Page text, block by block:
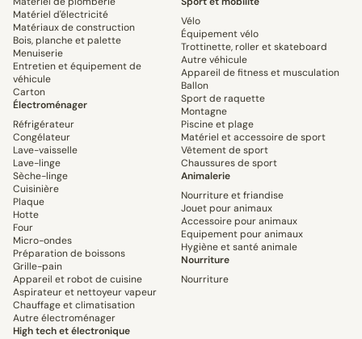
Matériel d'électricité
Matériaux de construction
Bois, planche et palette
Menuiserie
Entretien et équipement de
véhicule
Carton
Électroménager
Réfrigérateur
Congélateur
Lave-vaisselle
Lave-linge
Sèche-linge
Cuisinière
Plaque
Hotte
Four
Micro-ondes
Préparation de boissons
Grille-pain
Appareil et robot de cuisine
Aspirateur et nettoyeur vapeur
Chauffage et climatisation
Autre électroménager
High tech et électronique
Vélo
Équipement vélo
Trottinette, roller et skateboard
Autre véhicule
Appareil de fitness et musculation
Ballon
Sport de raquette
Montagne
Piscine et plage
Matériel et accessoire de sport
Vêtement de sport
Chaussures de sport
Animalerie
Nourriture et friandise
Jouet pour animaux
Accessoire pour animaux
Equipement pour animaux
Hygiène et santé animale
Nourriture
Nourriture